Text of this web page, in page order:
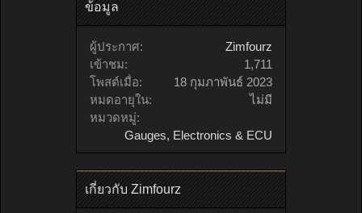
ข้อมูล
ผู้ประกาศ:
Zimfourz
เข้าชม:
1,711
โพสต์เมื่อ:
18 กุมภาพันธ์ 2023
หมดอายุใน:
ไม่มี
หมวดหมู่:
Gauges, Electronics & ECU
เกี่ยวกับ Zimfourz